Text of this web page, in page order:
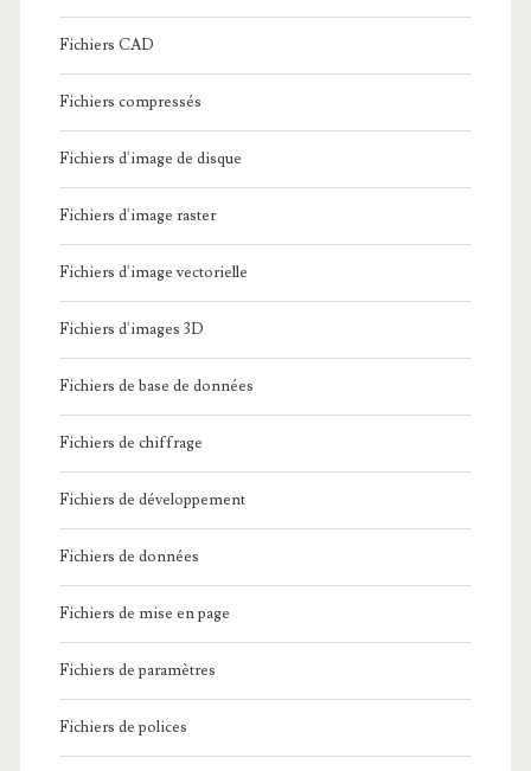
Fichiers CAD
Fichiers compressés
Fichiers d'image de disque
Fichiers d'image raster
Fichiers d'image vectorielle
Fichiers d'images 3D
Fichiers de base de données
Fichiers de chiffrage
Fichiers de développement
Fichiers de données
Fichiers de mise en page
Fichiers de paramètres
Fichiers de polices